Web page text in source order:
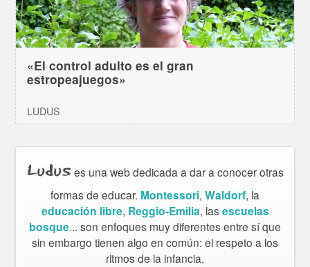
«El control adulto es el gran
estropeajuegos»
LUDUS
Luduses una web dedicada a dar a conocer otras
formas de educar. Montessori, Waldorf, la
educación libre, Reggio-Emilia, las escuelas
bosque... son enfoques muy diferentes entre sí que
sin embargo tienen algo en común: el respeto a los
ritmos de la infancia.